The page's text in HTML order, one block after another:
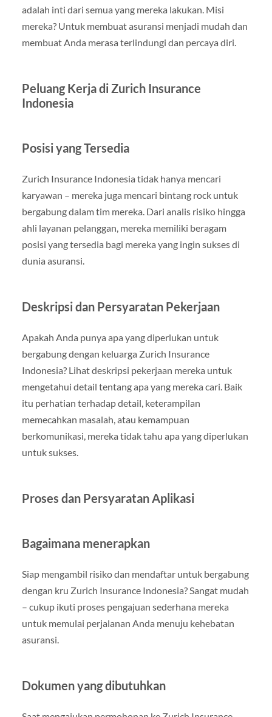
adalah inti dari semua yang mereka lakukan. Misi
mereka? Untuk membuat asuransi menjadi mudah dan
membuat Anda merasa terlindungi dan percaya diri.
Peluang Kerja di Zurich Insurance
Indonesia
Posisi yang Tersedia
Zurich Insurance Indonesia tidak hanya mencari
karyawan – mereka juga mencari bintang rock untuk
bergabung dalam tim mereka. Dari analis risiko hingga
ahli layanan pelanggan, mereka memiliki beragam
posisi yang tersedia bagi mereka yang ingin sukses di
dunia asuransi.
Deskripsi dan Persyaratan Pekerjaan
Apakah Anda punya apa yang diperlukan untuk
bergabung dengan keluarga Zurich Insurance
Indonesia? Lihat deskripsi pekerjaan mereka untuk
mengetahui detail tentang apa yang mereka cari. Baik
itu perhatian terhadap detail, keterampilan
memecahkan masalah, atau kemampuan
berkomunikasi, mereka tidak tahu apa yang diperlukan
untuk sukses.
Proses dan Persyaratan Aplikasi
Bagaimana menerapkan
Siap mengambil risiko dan mendaftar untuk bergabung
dengan kru Zurich Insurance Indonesia? Sangat mudah
– cukup ikuti proses pengajuan sederhana mereka
untuk memulai perjalanan Anda menuju kehebatan
asuransi.
Dokumen yang dibutuhkan